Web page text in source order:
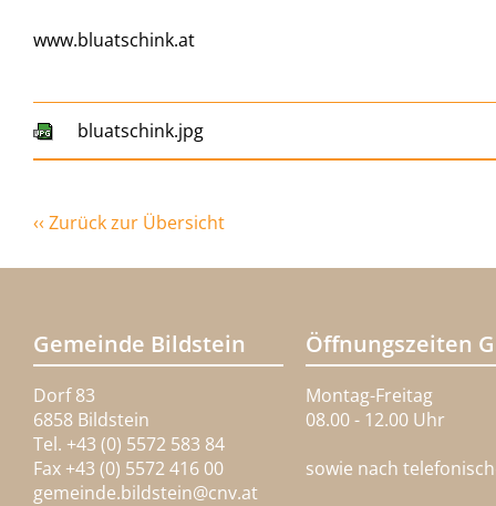
www.bluatschink.at
bluatschink.jpg
‹‹ Zurück zur Übersicht
Gemeinde Bildstein
Dorf 83
6858 Bildstein
Tel. +43 (0) 5572 583 84
Fax +43 (0) 5572 416 00
gemeinde.bildstein@cnv.at
Öffnungszeiten
Montag-Freitag
08.00 - 12.00 Uhr
sowie nach